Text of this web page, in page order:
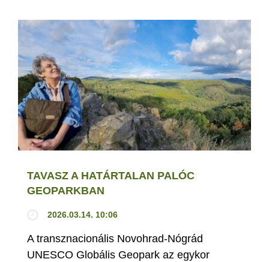
TAVASZ A HATÁRTALAN PALÓC
GEOPARKBAN
2026.03.14. 10:06
A transznacionális Novohrad-Nógrád
UNESCO Globális Geopark az egykor